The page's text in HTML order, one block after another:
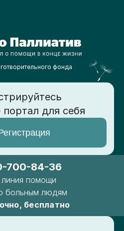
фонда
портал для себя
700-84-36
линия помощи
больным людям
бесплатно